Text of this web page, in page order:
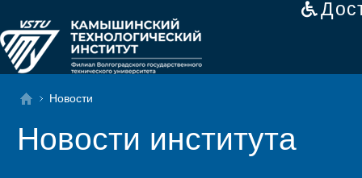
Новости
Новости института